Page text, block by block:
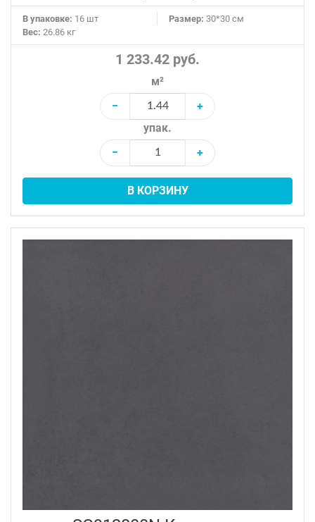
В упаковке: 16 шт Размер: 30*30 см
Вес: 26.86 кг
1 233.42 руб.
м²
−
+
упак.
−
+
В КОРЗИНУ